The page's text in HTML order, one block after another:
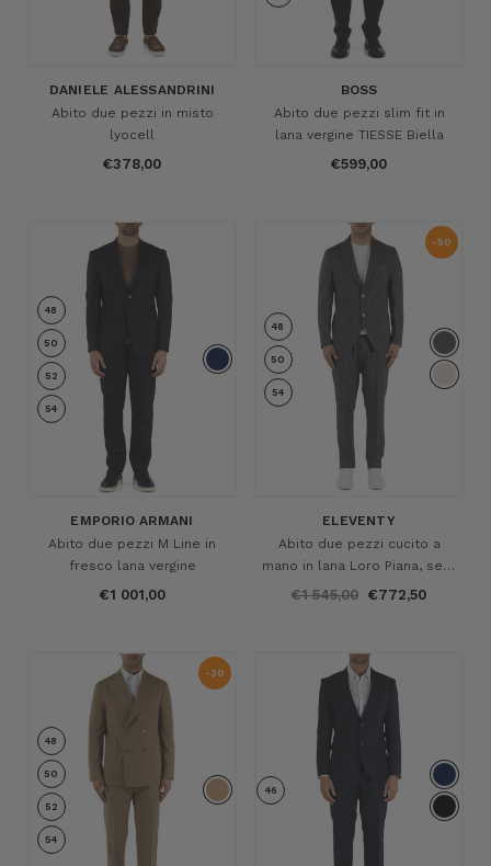
DANIELE ALESSANDRINI
Abito due pezzi in misto
lyocell
€378,00
BOSS
Abito due pezzi slim fit in
lana vergine TIESSE Biella
€599,00
48
50
52
54
EMPORIO ARMANI
Abito due pezzi M Line in
fresco lana vergine
€1 001,00
-50
48
50
54
ELEVENTY
Abito due pezzi cucito a
mano in lana Loro Piana, seta
e lino
€1 545,00 €772,50
-30
48
50
52
54
46